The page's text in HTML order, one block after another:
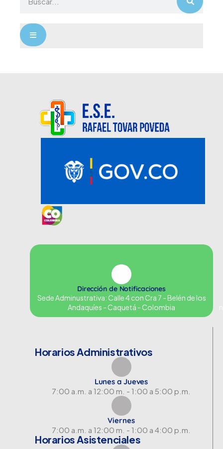
Menú conmutador hamburguesa
Dirección de Notificaciones
Sede Adminustrativa: Calle 4 con Cra 7 - Belén de los
Andaquíes - Caquetá - Colombia
Horarios Administrativos
Lunes a Jueves
7:00 a.m. a 12:00 m. - 1:00 a 5:00 p.m.
Viernes
7:00 a.m. a 12:00 m. - 1:00 a 4:00 p.m.
Horarios Asistenciales